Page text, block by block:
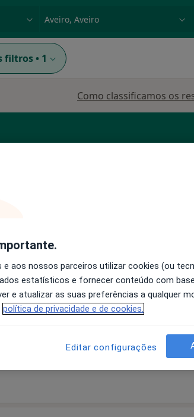
filtros • 1
Como classificamos os
Hoje
O agendamento online não está
disponível
e aos nossos parceiros utilizar cookies (ou
estatísticos e fornecer conteúdo com
e atualizar as suas preferências a qualquer
política de privacidade e de cookies.
Editar configurações